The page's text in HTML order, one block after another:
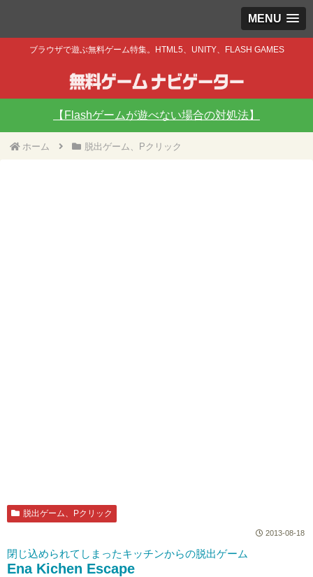
MENU
ブラウザで遊ぶ無料ゲーム特集。HTML5、UNITY、FLASH GAMES
【Flashゲームが遊べない場合の対処法】
ホーム 脱出ゲーム、Pクリック
脱出ゲーム、Pクリック
2013-08-18
閉じ込められてしまったキッチンからの脱出ゲーム
Ena Kichen Escape